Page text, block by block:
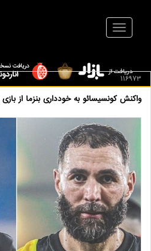
116973
واکنش کونسیسائو به خودداری بنزما از بازی